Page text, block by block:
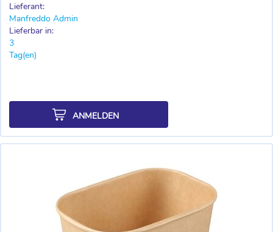
Lieferant:
Manfreddo Admin
Lieferbar in:
3
Tag(en)
ANMELDEN